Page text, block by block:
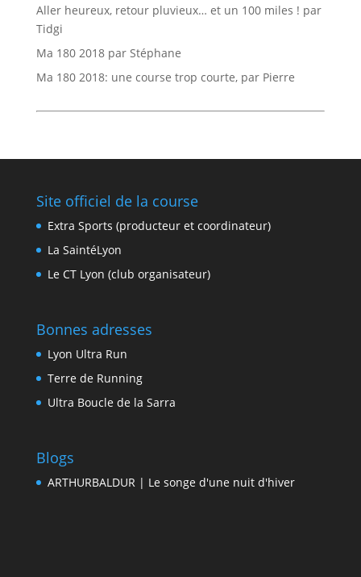
Aller heureux, retour pluvieux… et un 100 miles ! par
Tidgi
Ma 180 2018 par Stéphane
Ma 180 2018: une course trop courte, par Pierre
Site officiel de la course
Extra Sports (producteur et coordinateur)
La SaintéLyon
Le CT Lyon (club organisateur)
Bonnes adresses
Lyon Ultra Run
Terre de Running
Ultra Boucle de la Sarra
Blogs
ARTHURBALDUR | Le songe d'une nuit d'hiver